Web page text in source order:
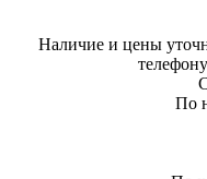
Наличие и цены
По